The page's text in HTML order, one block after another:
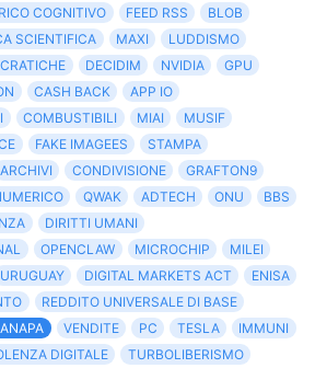
COGNITIVO FEED RSS
BLOB
SCIENTIFICA MAXI
LUDDISMO
DECIDIM NVIDIA
GPU
CASH BACK
APP IO
COMBUSTIBILI MIAI
MUSIF
FAKE IMAGEES
STAMPA
ARCHIVI CONDIVISIONE
GRAFTON9
QWAK ADTECH ONU
BBS
DIRITTI UMANI
OPENCLAW MICROCHIP
MILEI
URUGUAY DIGITAL MARKETS ACT
ENISA
REDDITO UNIVERSALE DI BASE
VENDITE PC TESLA
IMMUNI
DIGITALE
TURBOLIBERISMO